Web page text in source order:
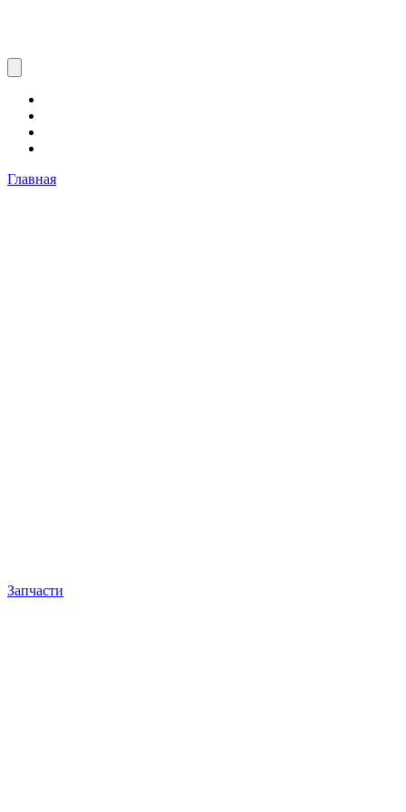
Главная
Запчасти